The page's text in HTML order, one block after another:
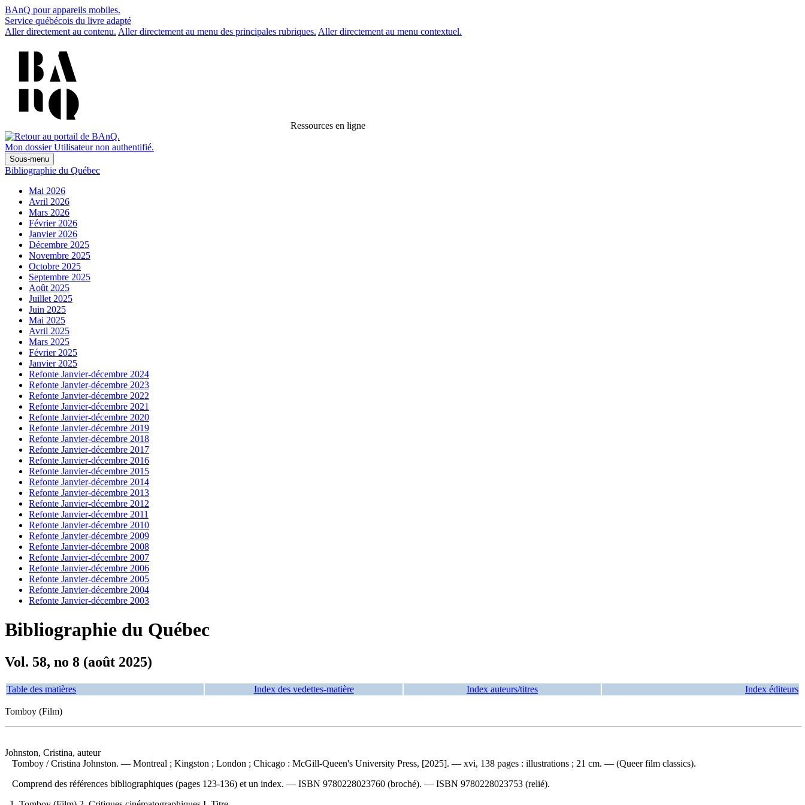
BAnQ pour appareils mobiles.
Service québécois du livre adapté
Aller directement au contenu. Aller directement au menu des principales rubriques. Aller directement au menu contextuel.
Ressources en ligne
Mon dossier Utilisateur non authentifié.
Sous-menu
Bibliographie du Québec
Mai 2026
Avril 2026
Mars 2026
Février 2026
Janvier 2026
Décembre 2025
Novembre 2025
Octobre 2025
Septembre 2025
Août 2025
Juillet 2025
Juin 2025
Mai 2025
Avril 2025
Mars 2025
Février 2025
Janvier 2025
Refonte Janvier-décembre 2024
Refonte Janvier-décembre 2023
Refonte Janvier-décembre 2022
Refonte Janvier-décembre 2021
Refonte Janvier-décembre 2020
Refonte Janvier-décembre 2019
Refonte Janvier-décembre 2018
Refonte Janvier-décembre 2017
Refonte Janvier-décembre 2016
Refonte Janvier-décembre 2015
Refonte Janvier-décembre 2014
Refonte Janvier-décembre 2013
Refonte Janvier-décembre 2012
Refonte Janvier-décembre 2011
Refonte Janvier-décembre 2010
Refonte Janvier-décembre 2009
Refonte Janvier-décembre 2008
Refonte Janvier-décembre 2007
Refonte Janvier-décembre 2006
Refonte Janvier-décembre 2005
Refonte Janvier-décembre 2004
Refonte Janvier-décembre 2003
Bibliographie du Québec
Vol. 58, no 8 (août 2025)
Table des matières Index des vedettes-matière Index auteurs/titres Index éditeurs
Tomboy (Film)
Johnston, Cristina, auteur
Tomboy / Cristina Johnston. — Montreal ; Kingston ; London ; Chicago : McGill-Queen's University Press, [2025]. — xvi, 138 pages : illustrations ; 21 cm. — (Queer film classics).
Comprend des références bibliographiques (pages 123-136) et un index. — ISBN 9780228023760 (broché). — ISBN 9780228023753 (relié).